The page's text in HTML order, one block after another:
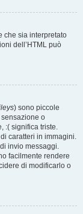
che sia interpretato
dell’HTML può
) sono piccole
o
:( significa triste.
caratteri in immagini.
invio messaggi.
facilmente rendere
di modificarlo o